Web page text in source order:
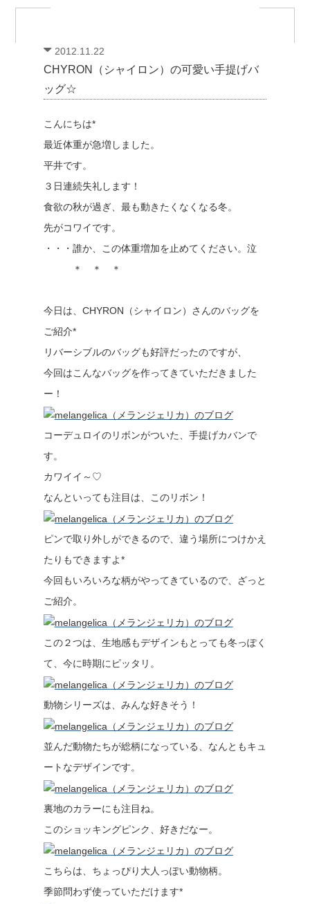
2012.11.22
CHYRON（シャイロン）の可愛い手提げバ
ッグ☆
こんにちは*
最近体重が急増しました。
平井です。
３日連続失礼します！
食欲の秋が過ぎ、最も動きたくなくなる冬。
先がコワイです。
・・・誰か、この体重増加を止めてください。泣
＊ ＊ ＊
今日は、CHYRON（シャイロン）さんのバッグを
ご紹介*
リバーシブルのバッグも好評だったのですが、
今回はこんなバッグを作ってきていただきました
ー！
コーデュロイのリボンがついた、手提げカバンで
す。
カワイイ～♡
なんといっても注目は、このリボン！
ピンで取り外しができるので、違う場所につけかえ
たりもできますよ*
今回もいろいろな柄がやってきているので、ざっと
ご紹介。
この２つは、生地感もデザインもとっても冬っぽく
て、今に時期にピッタリ。
動物シリーズは、みんな好きそう！
並んだ動物たちが総柄になっている、なんともキュ
ートなデザインです。
裏地のカラーにも注目ね。
このショッキングピンク、好きだなー。
こちらは、ちょっぴり大人っぽい動物柄。
季節問わず使っていただけます*